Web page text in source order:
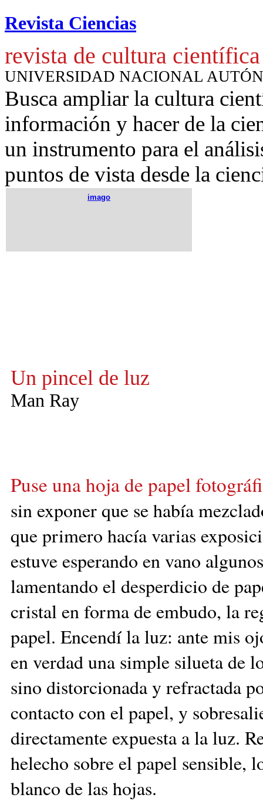
Revista Ciencias
revista de cultura científica
UNIVERSIDAD NACIONAL
Busca ampliar la cultura
información y hacer de la
un instrumento para el
puntos de vista desde la
imago
Un pincel de luz
Man Ray
Puse una hoja de papel
sin exponer que se había
que primero hacía varias
estuve esperando en vano
lamentando el desperdicio de
cristal en forma de embudo, la
papel. Encendí la luz: ante mis
en verdad una simple silueta de
sino distorcionada y refractada
contacto con el papel, y
directamente expuesta a la luz.
helecho sobre el papel sensible,
blanco de las hojas.